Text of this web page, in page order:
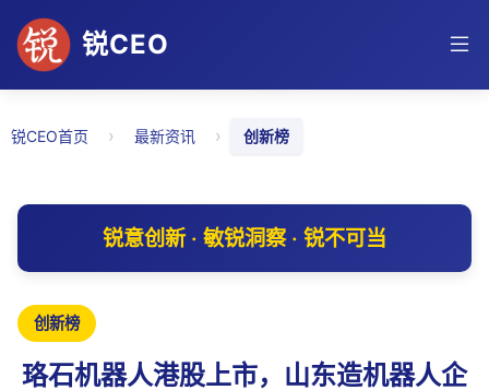
锐CEO
锐CEO首页 › 最新资讯 › 创新榜
锐意创新 · 敏锐洞察 · 锐不可当
创新榜
珞石机器人港股上市，山东造机器人企